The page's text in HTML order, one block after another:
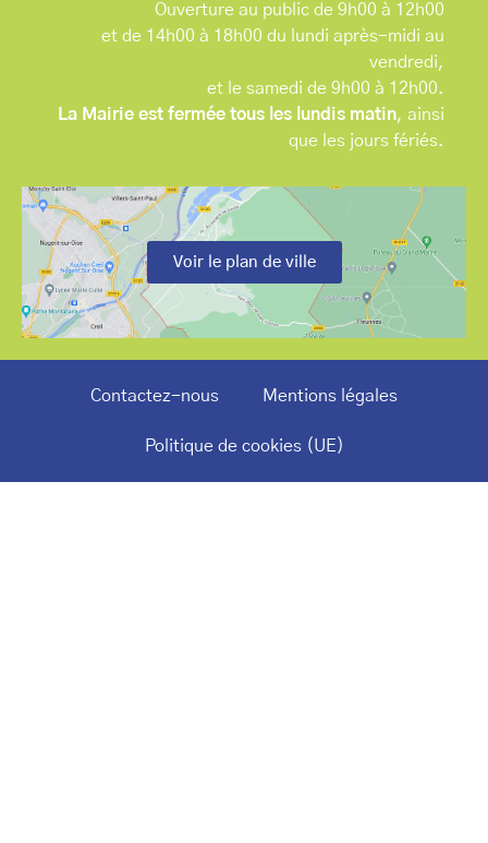
Ouverture au public de 9h00 à 12h00
et de 14h00 à 18h00 du lundi après-midi au
vendredi,
et le samedi de 9h00 à 12h00.
La Mairie est fermée tous les lundis matin, ainsi
que les jours fériés.
Voir le plan de ville
Contactez-nous Mentions légales
Politique de cookies (UE)